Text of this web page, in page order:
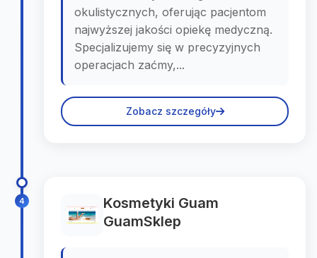
okulistycznych, oferując pacjentom
najwyższej jakości opiekę medyczną.
Specjalizujemy się w precyzyjnych
operacjach zaćmy,...
Zobacz szczegóły
4
Kosmetyki Guam
GuamSklep